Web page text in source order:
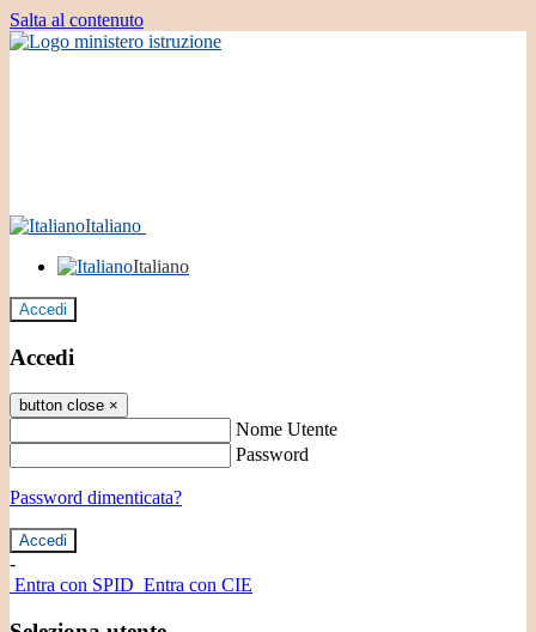
Salta al contenuto
Italiano
Italiano
Accedi
Accedi
button close ×
Nome Utente
Password
Password dimenticata?
-
Entra con SPID Entra con CIE